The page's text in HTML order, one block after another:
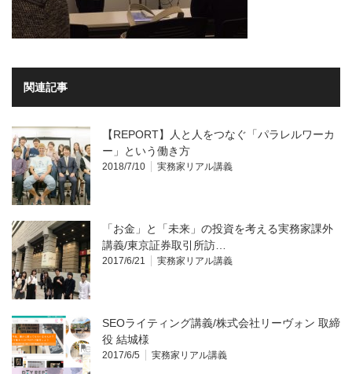
関連記事
【REPORT】人と人をつなぐ「パラレルワーカ
ー」という働き方
2018/7/10 実務家リアル講義
「お金」と「未来」の投資を考える実務家課外
講義/東京証券取引所訪…
2017/6/21 実務家リアル講義
SEOライティング講義/株式会社リーヴォン 取締
役 結城様
2017/6/5 実務家リアル講義